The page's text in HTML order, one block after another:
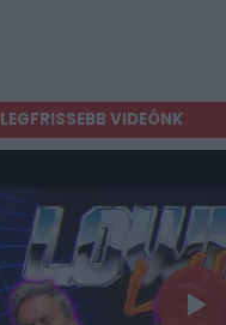
LEGFRISSEBB VIDEÓNK